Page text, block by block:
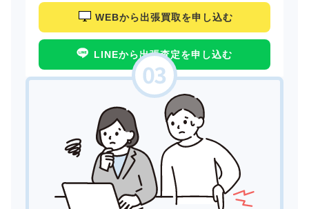
WEBから出張買取を申し込む
LINEから出張査定を申し込む